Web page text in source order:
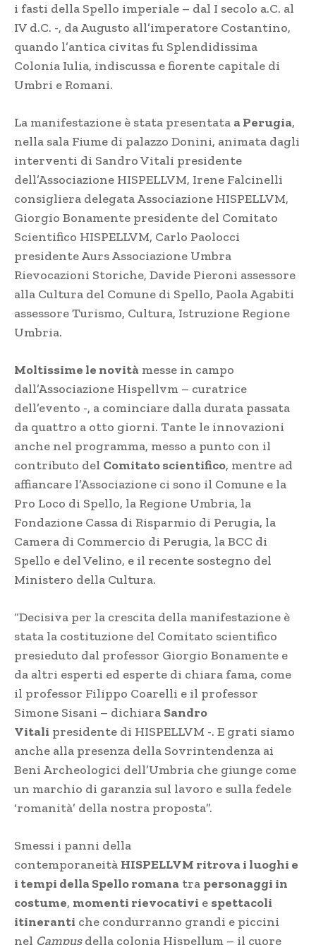
i fasti della Spello imperiale – dal I secolo a.C. al
IV d.C. -, da Augusto all’imperatore Costantino,
quando l’antica civitas fu Splendidissima
Colonia Iulia, indiscussa e fiorente capitale di
Umbri e Romani.
La manifestazione è stata presentata a Perugia,
nella sala Fiume di palazzo Donini, animata dagli
interventi di Sandro Vitali presidente
dell’Associazione HISPELLVM, Irene Falcinelli
consigliera delegata Associazione HISPELLVM,
Giorgio Bonamente presidente del Comitato
Scientifico HISPELLVM, Carlo Paolocci
presidente Aurs Associazione Umbra
Rievocazioni Storiche, Davide Pieroni assessore
alla Cultura del Comune di Spello, Paola Agabiti
assessore Turismo, Cultura, Istruzione Regione
Umbria.
Moltissime le novità messe in campo
dall’Associazione Hispellvm – curatrice
dell’evento -, a cominciare dalla durata passata
da quattro a otto giorni. Tante le innovazioni
anche nel programma, messo a punto con il
contributo del Comitato scientifico, mentre ad
affiancare l’Associazione ci sono il Comune e la
Pro Loco di Spello, la Regione Umbria, la
Fondazione Cassa di Risparmio di Perugia, la
Camera di Commercio di Perugia, la BCC di
Spello e del Velino, e il recente sostegno del
Ministero della Cultura.
“Decisiva per la crescita della manifestazione è
stata la costituzione del Comitato scientifico
presieduto dal professor Giorgio Bonamente e
da altri esperti ed esperte di chiara fama, come
il professor Filippo Coarelli e il professor
Simone Sisani – dichiara Sandro
Vitali presidente di HISPELLVM -. E grati siamo
anche alla presenza della Sovrintendenza ai
Beni Archeologici dell’Umbria che giunge come
un marchio di garanzia sul lavoro e sulla fedele
‘romanità’ della nostra proposta”.
Smessi i panni della
contemporaneità HISPELLVM ritrova i luoghi e
i tempi della Spello romana tra personaggi in
costume, momenti rievocativi e spettacoli
itineranti che condurranno grandi e piccini
nel Campusdella colonia Hispellum – il cuore